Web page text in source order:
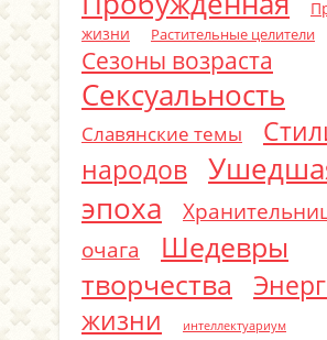
жизни
Растительные целители
Сезоны возраста
Сексуальность
Славянские темы
народов
эпоха
очага
Шедевры
творчества
жизни
интеллектуариум